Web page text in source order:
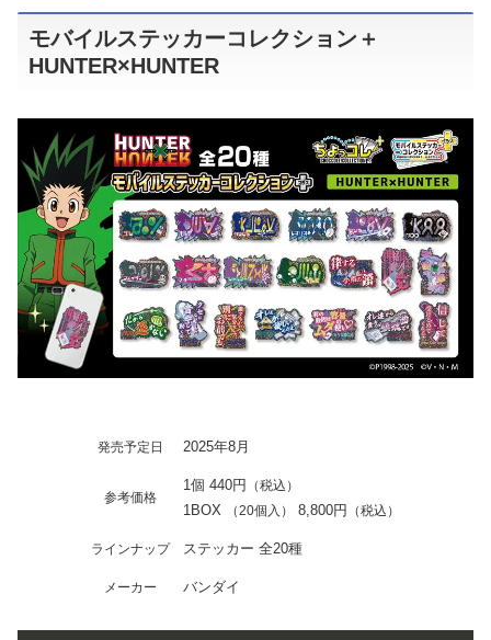
モバイルステッカーコレクション＋
HUNTER×HUNTER
発売予定日 2025年8月
参考価格
1個 440円 （税込）
1BOX （20個入） 8,800円 （税込）
ラインナップ ステッカー 全20種
メーカー バンダイ